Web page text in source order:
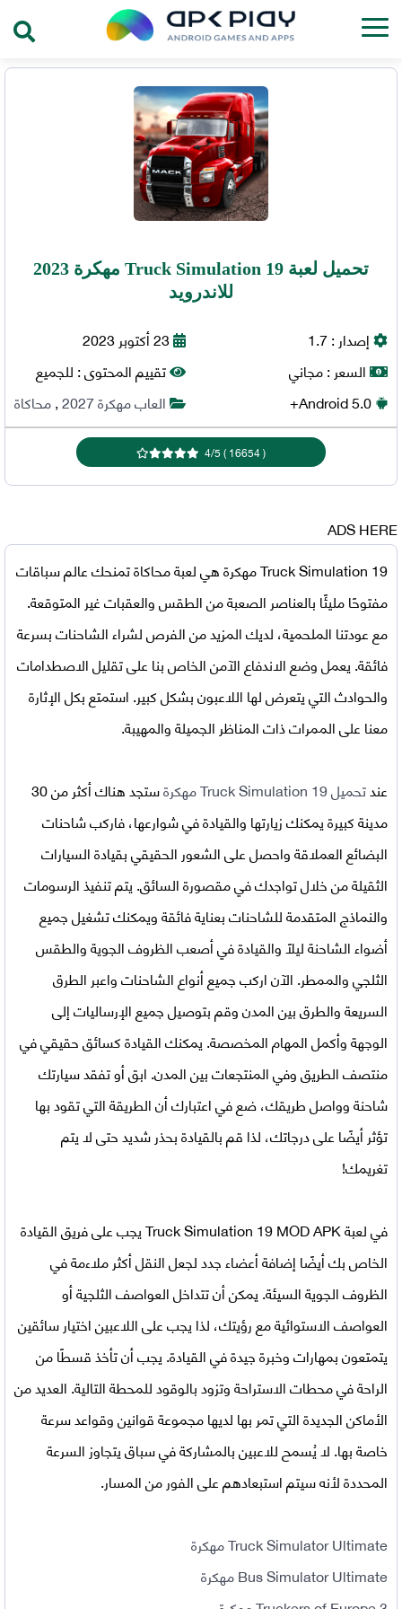
تحميل لعبة Truck Simulation 19 مهكرة 2023
للاندرويد
إصدار :1.7
السعر :مجاني
Android5.0+
23 أكتوبر 2023
تقييم المحتوى :للجميع
العاب مهكرة 2027
,محاكاة
(
16654
)
4/5
ADS HERE
Truck Simulation 19 مهكرة
هي لعبة محاكاة تمنحك عالم سباقات
مفتوحًا مليئًا بالعناصر الصعبة من الطقس والعقبات غير المتوقعة.
مع عودتنا الملحمية، لديك المزيد من الفرص لشراء الشاحنات بسرعة
فائقة. يعمل وضع الاندفاع الآمن الخاص بنا على تقليل الاصطدامات
والحوادث التي يتعرض لها اللاعبون بشكل كبير. استمتع بكل الإثارة
معنا على الممرات ذات المناظر الجميلة والمهيبة.
عندتحميلTruck Simulation 19 مهكرة
ستجد هناك أكثر من 30
مدينة كبيرة يمكنك زيارتها والقيادة في شوارعها، فاركب شاحنات
البضائع العملاقة واحصل على الشعور الحقيقي بقيادة السيارات
الثقيلة من خلال تواجدك في مقصورة السائق. يتم تنفيذ الرسومات
والنماذج المتقدمة للشاحنات بعناية فائقة ويمكنك تشغيل جميع
أضواء الشاحنة ليلاً والقيادة في أصعب الظروف الجوية والطقس
الثلجي والممطر. الآن اركب جميع أنواع الشاحنات واعبر الطرق
السريعة والطرق بين المدن وقم بتوصيل جميع الإرساليات إلى
الوجهة وأكمل المهام المخصصة. يمكنك القيادة كسائق حقيقي في
منتصف الطريق وفي المنتجعات بين المدن. ابق أو تفقد سيارتك
شاحنة وواصل طريقك، ضع في اعتبارك أن الطريقة التي تقود بها
تؤثر أيضًا على درجاتك، لذا قم بالقيادة بحذر شديد حتى لا يتم
تغريمك!
فيلعبة Truck Simulation 19 MOD APK
يجب على فريق القيادة
الخاص بك أيضًا إضافة أعضاء جدد لجعل النقل أكثر ملاءمة في
الظروف الجوية السيئة. يمكن أن تتداخل العواصف الثلجية أو
العواصف الاستوائية مع رؤيتك، لذا يجب على اللاعبين اختيار سائقين
يتمتعون بمهارات وخبرة جيدة في القيادة. يجب أن تأخذ قسطًا من
الراحة في محطات الاستراحة وتزود بالوقود للمحطة التالية. العديد من
الأماكن الجديدة التي تمر بها لديها مجموعة قوانين وقواعد سرعة
خاصة بها. لا يُسمح للاعبين بالمشاركة في سباق يتجاوز السرعة
المحددة لأنه سيتم استبعادهم على الفور من المسار.
Truck Simulator Ultimate مهكرة
Bus Simulator Ultimate مهكرة